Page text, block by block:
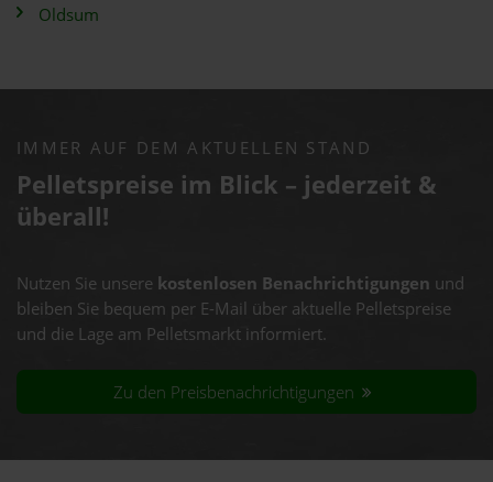
Oldsum
IMMER AUF DEM AKTUELLEN STAND
Pelletspreise im Blick – jederzeit &
überall!
Nutzen Sie unsere kostenlosen Benachrichtigungen und
bleiben Sie bequem per E-Mail über aktuelle Pelletspreise
und die Lage am Pelletsmarkt informiert.
Zu den Preisbenachrichtigungen